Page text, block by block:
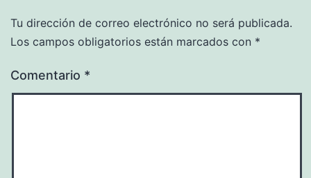
Tu dirección de correo electrónico no será publicada.
Los campos obligatorios están marcados con *
Comentario *